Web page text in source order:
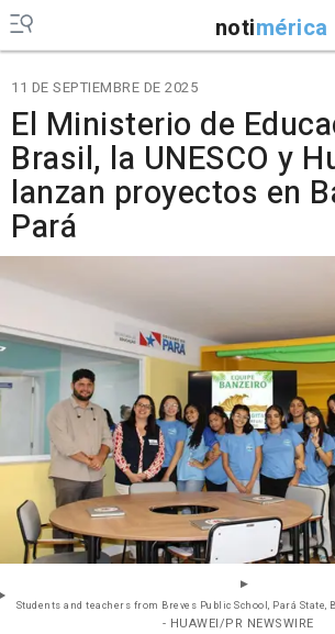
notimérica
11 DE SEPTIEMBRE DE 2025
El Ministerio de
Brasil, la UNESCO y
lanzan proyectos en
Pará
Students and teachers from Breves Public School, Pará
- HUAWEI/PR NEWSWIRE